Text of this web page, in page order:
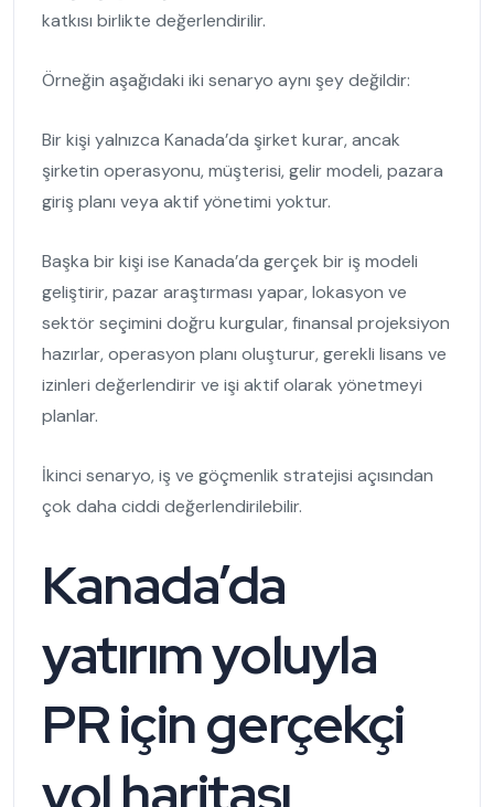
katkısı birlikte değerlendirilir.
Örneğin aşağıdaki iki senaryo aynı şey değildir:
Bir kişi yalnızca Kanada’da şirket kurar, ancak
şirketin operasyonu, müşterisi, gelir modeli, pazara
giriş planı veya aktif yönetimi yoktur.
Başka bir kişi ise Kanada’da gerçek bir iş modeli
geliştirir, pazar araştırması yapar, lokasyon ve
sektör seçimini doğru kurgular, finansal projeksiyon
hazırlar, operasyon planı oluşturur, gerekli lisans ve
izinleri değerlendirir ve işi aktif olarak yönetmeyi
planlar.
İkinci senaryo, iş ve göçmenlik stratejisi açısından
çok daha ciddi değerlendirilebilir.
Kanada’da
yatırım yoluyla
PR için gerçekçi